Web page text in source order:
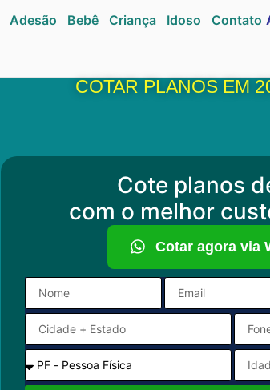
Adesão Bebê Criança Idoso Contato
COTAR PLANOS EM
Cote planos
com o melhor
Cotar agora via